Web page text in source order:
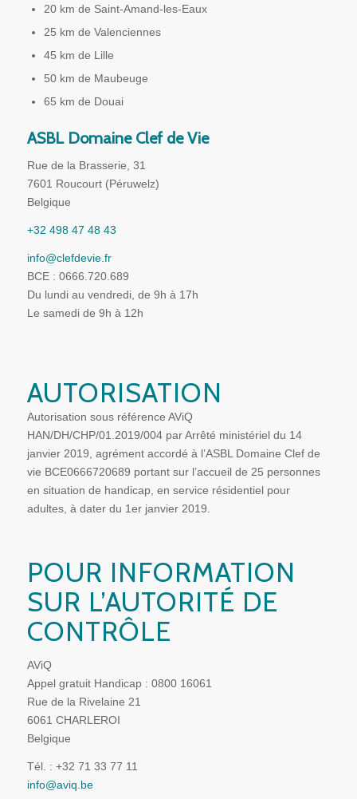
20 km de Saint-Amand-les-Eaux
25 km de Valenciennes
45 km de Lille
50 km de Maubeuge
65 km de Douai
ASBL Domaine Clef de Vie
Rue de la Brasserie, 31
7601 Roucourt (Péruwelz)
Belgique
+32 498 47 48 43
info@clefdevie.fr
BCE : 0666.720.689
Du lundi au vendredi, de 9h à 17h
Le samedi de 9h à 12h
AUTORISATION
Autorisation sous référence AViQ
HAN/DH/CHP/01.2019/004 par Arrêté ministériel du 14
janvier 2019, agrément accordé à l’ASBL Domaine Clef de
vie BCE0666720689 portant sur l’accueil de 25 personnes
en situation de handicap, en service résidentiel pour
adultes, à dater du 1er janvier 2019.
POUR INFORMATION
SUR L’AUTORITÉ DE
CONTRÔLE
AViQ
Appel gratuit Handicap : 0800 16061
Rue de la Rivelaine 21
6061 CHARLEROI
Belgique
Tél. : +32 71 33 77 11
info@aviq.be